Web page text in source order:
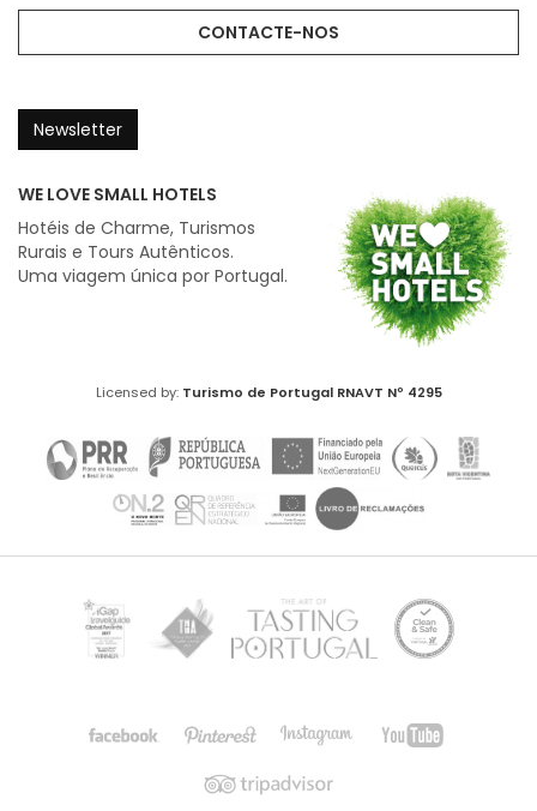
CONTACTE-NOS
Newsletter
WE LOVE SMALL HOTELS
Hotéis de Charme, Turismos
Rurais e Tours Autênticos.
Uma viagem única por Portugal.
Licensed by: Turismo de Portugal RNAVT Nº 4295